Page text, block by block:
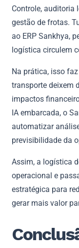
Controle, auditoria
gestão de frotas.
ao ERP Sankhya,
logística circulem
Na prática, isso
transporte deixem
impactos
IA embarcada, o
automatizar
previsibilidade da
Assim, a logística
operacional e
estratégica para
gerar mais valor